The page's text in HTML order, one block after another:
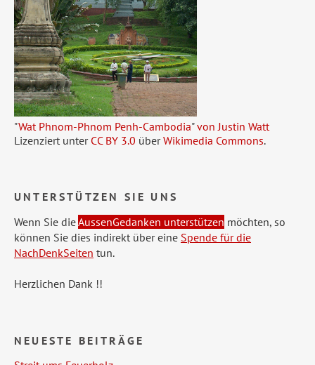
"Wat Phnom-Phnom Penh-Cambodia"von Justin Watt
Lizenziert unter CC BY 3.0 überWikimedia Commons.
UNTERSTÜTZEN SIE UNS
Wenn Sie dieAussenGedanken unterstützen möchten, so
können Sie dies indirekt über eine Spende für die
NachDenkSeiten tun.
Herzlichen Dank !!
NEUESTE BEITRÄGE